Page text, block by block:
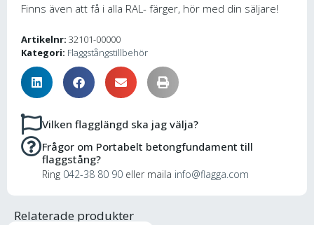
Finns även att få i alla RAL- färger, hör med din säljare!
Artikelnr: 32101-00000
Kategori: Flaggstångstillbehör
Vilken flagglängd ska jag välja?
Frågor om Portabelt betongfundament till
flaggstång?
Ring 042-38 80 90 eller maila info@flagga.com
Relaterade produkter